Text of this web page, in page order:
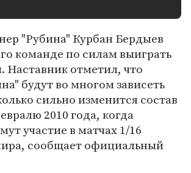
"Рубина" Курбан Бердыев
команде по силам выиграть
Наставник отметил, что
будут во многом зависеть
сильно изменится состав
2010 года, когда
участие в матчах 1/16
сообщает официальный